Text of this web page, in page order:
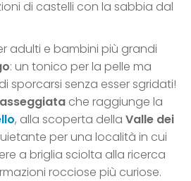
di castelli con la sabbia dal
adulti e bambini più grandi
: un tonico per la pelle ma
sporcarsi senza esser sgridati!
che raggiunge la
, alla scoperta della Valle dei
per una località in cui
a briglia sciolta alla ricerca
rocciose più curiose.